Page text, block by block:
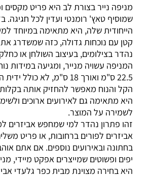
מניפה נייר בצורת לב היא פריט מקסים
שמוסיף טאץ' רומנטי ועדין לכל חגיגה.
הייחודית שלה, היא מתאימה במיוחד
קטן עם נוכחות גדולה, כזה שמשדרג
נהדר בצילומים, בעיצוב השולחן או
המניפה עשויה מנייר, ומגיעה במידות
22.5 ס"מ ואורך 18 ס"מ, לא
הקל והנוח מאפשר להחזיק אותה בקלות
היא מתאימה גם לאירועים ארוכים
לשמירה על המוצר.
זהו פתרון נהדר למי שמחפש אביזרים
אביזרים לפורים ברחובות, או פריט
בחתונה ובאירועים נוספים. אם אתם
יפים ופשוטים שמייצרים אפקט מיידי,
היא בחירה מצוינת מבית כפר גלעדי